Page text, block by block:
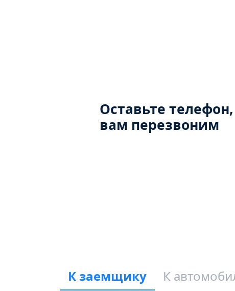
Оставьте
вам перезвоним
К заемщику К